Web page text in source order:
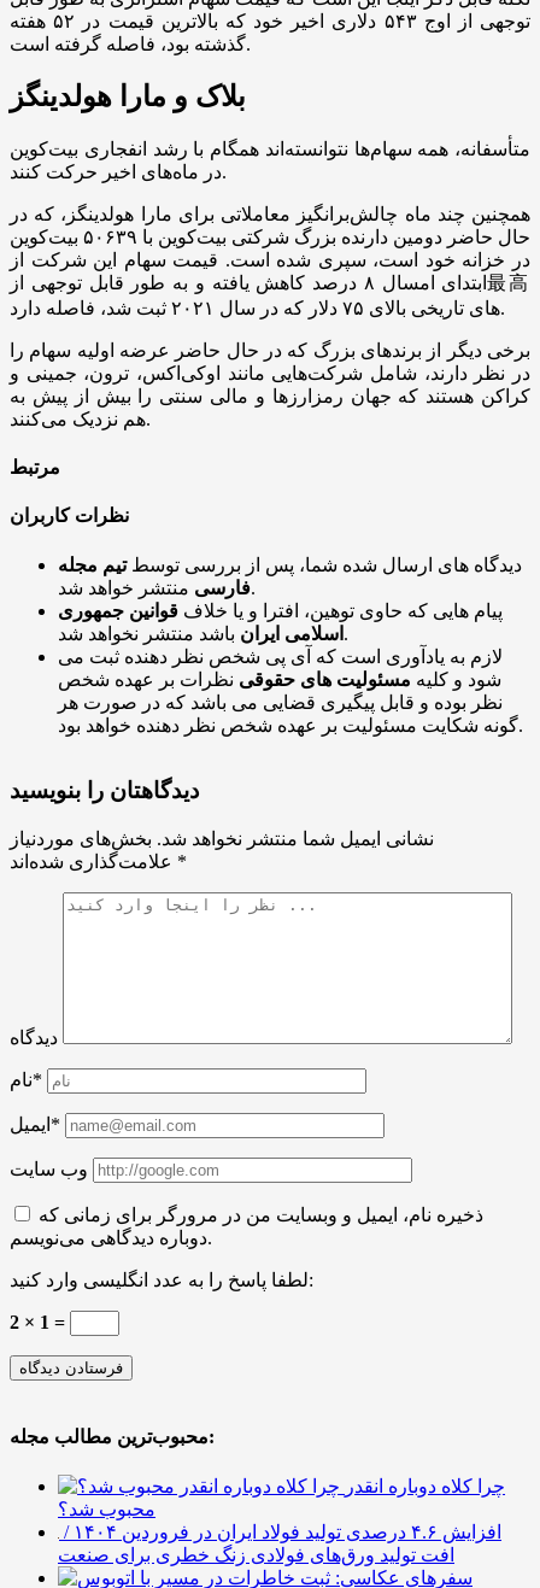
توجهی از اوج ۵۴۳ دلاری اخیر خود که بالاترین قیمت در ۵۲ هفته
گذشته بود، فاصله گرفته است.
بلاک و مارا هولدینگز
متأسفانه، همه سهام‌ها نتوانسته‌اند همگام با رشد انفجاری بیت‌کوین
در ماه‌های اخیر حرکت کنند.
همچنین چند ماه چالش‌برانگیز معاملاتی برای مارا هولدینگز، که در
حال حاضر دومین دارنده بزرگ شرکتی بیت‌کوین با ۵۰۶۳۹ بیت‌کوین
در خزانه خود است، سپری شده است. قیمت سهام این شرکت از
ابتدای امسال ۸ درصد کاهش یافته و به طور قابل توجهی از最高
های تاریخی بالای ۷۵ دلار که در سال ۲۰۲۱ ثبت شد، فاصله دارد.
برخی دیگر از برندهای بزرگ که در حال حاضر عرضه اولیه سهام را
در نظر دارند، شامل شرکت‌هایی مانند اوکی‌اکس، ترون، جمینی و
کراکن هستند که جهان رمزارزها و مالی سنتی را بیش از پیش به
هم نزدیک می‌کنند.
مرتبط
نظرات کاربران
دیدگاه های ارسال شده شما، پس از بررسی توسطتیم مجله
فارسیمنتشر خواهد شد.
پیام هایی که حاوی توهین، افترا و یا خلاف قوانین جمهوری
اسلامی ایران باشد منتشر نخواهد شد.
لازم به یادآوری است که آی پی شخص نظر دهنده ثبت می
شود و کلیه مسئولیت های حقوقی نظرات بر عهده شخص
نظر بوده و قابل پیگیری قضایی می باشد که در صورت هر
گونه شکایت مسئولیت بر عهده شخص نظر دهنده خواهد بود.
دیدگاهتان را بنویسید
نشانی ایمیل شما منتشر نخواهد شد. بخش‌های موردنیاز
*
دیدگاه
نام*
ایمیل*
وب سایت
ذخیره نام، ایمیل و وبسایت من در مرورگر برای زمانی که
دوباره دیدگاهی می‌نویسم.
لطفا پاسخ را به عدد انگلیسی وارد کنید:
2 × 1 =
محبوب‌ترین مطالب مجله:
چرا کلاه دوباره انقدر
محبوب شد؟
افزایش ۴.۶ درصدی تولید فولاد ایران در فروردین ۱۴۰۴ /
افت تولید ورق‌های فولادی زنگ خطری برای صنعت